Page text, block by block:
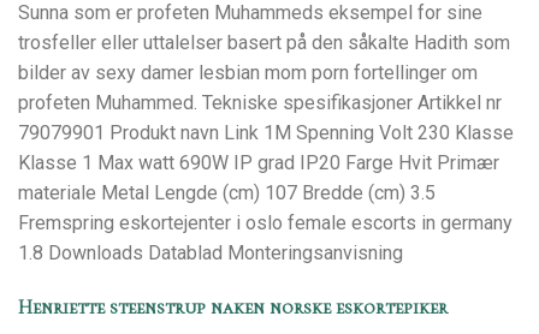
Sunna som er profeten Muhammeds eksempel for sine
trosfeller eller uttalelser basert på den såkalte Hadith som
bilder av sexy damer lesbian mom porn fortellinger om
profeten Muhammed. Tekniske spesifikasjoner Artikkel nr
79079901 Produkt navn Link 1M Spenning Volt 230 Klasse
Klasse 1 Max watt 690W IP grad IP20 Farge Hvit Primær
materiale Metal Lengde (cm) 107 Bredde (cm) 3.5
Fremspring eskortejenter i oslo female escorts in germany
1.8 Downloads Datablad Monteringsanvisning
Henriette steenstrup naken norske eskortepiker